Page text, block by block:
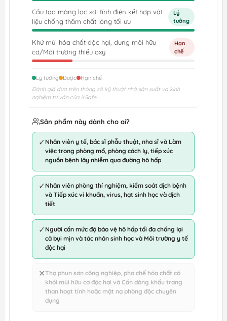
Cấu tạo màng lọc sợi tĩnh điện kết hợp vật
liệu chống thấm chất lỏng tối ưu
Lý
tưởng
Khử mùi hóa chất độc hại, dung môi hữu
cơ/Môi trường thiếu oxy
Hạn
chế
Lý tưởng Được
Hạn chế
Đánh giá dựa trên thông số kỹ thuật nhà sản xuất và kinh
nghiệm tư vấn của XSafe.
Sản phẩm này dành cho ai?
✓ Nhân viên y tế, bác sĩ phẫu thuật, nha sĩ và Làm
việc trong phòng mổ, phòng cách ly, tiếp xúc
nguồn bệnh lây nhiễm qua đường hô hấp
✓ Nhân viên phòng thí nghiệm, kiểm soát dịch bệnh
và Tiếp xúc vi khuẩn, virus, hạt sinh học và dịch
tiết
✓ Người cần mức độ bảo vệ hô hấp tối đa chống lại
cả bụi mịn và tác nhân sinh học và Môi trường y tế
độc hại
✕Thợ phun sơn công nghiệp, pha chế hóa chất có
khói mùi hữu cơ độc hại và Cần dòng khẩu trang
than hoạt tính hoặc mặt nạ phòng độc chuyên
dụng